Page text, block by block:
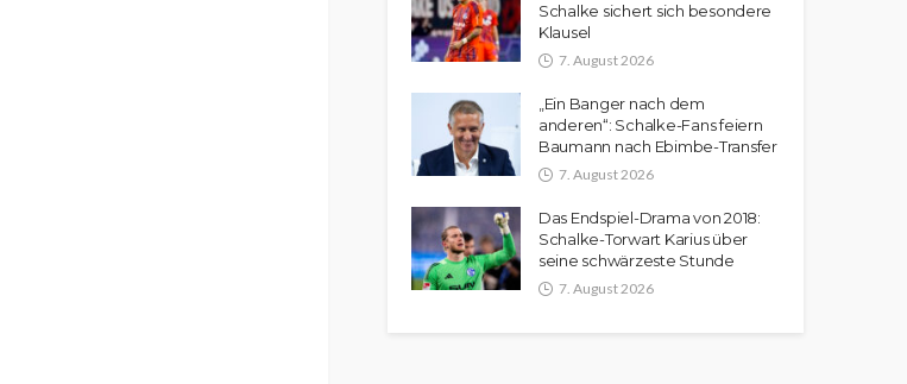
Schalke sichert sich besondere
Klausel
7. August 2026
„Ein Banger nach dem
anderen“: Schalke-Fans feiern
Baumann nach Ebimbe-Transfer
7. August 2026
Das Endspiel-Drama von 2018:
Schalke-Torwart Karius über
seine schwärzeste Stunde
7. August 2026